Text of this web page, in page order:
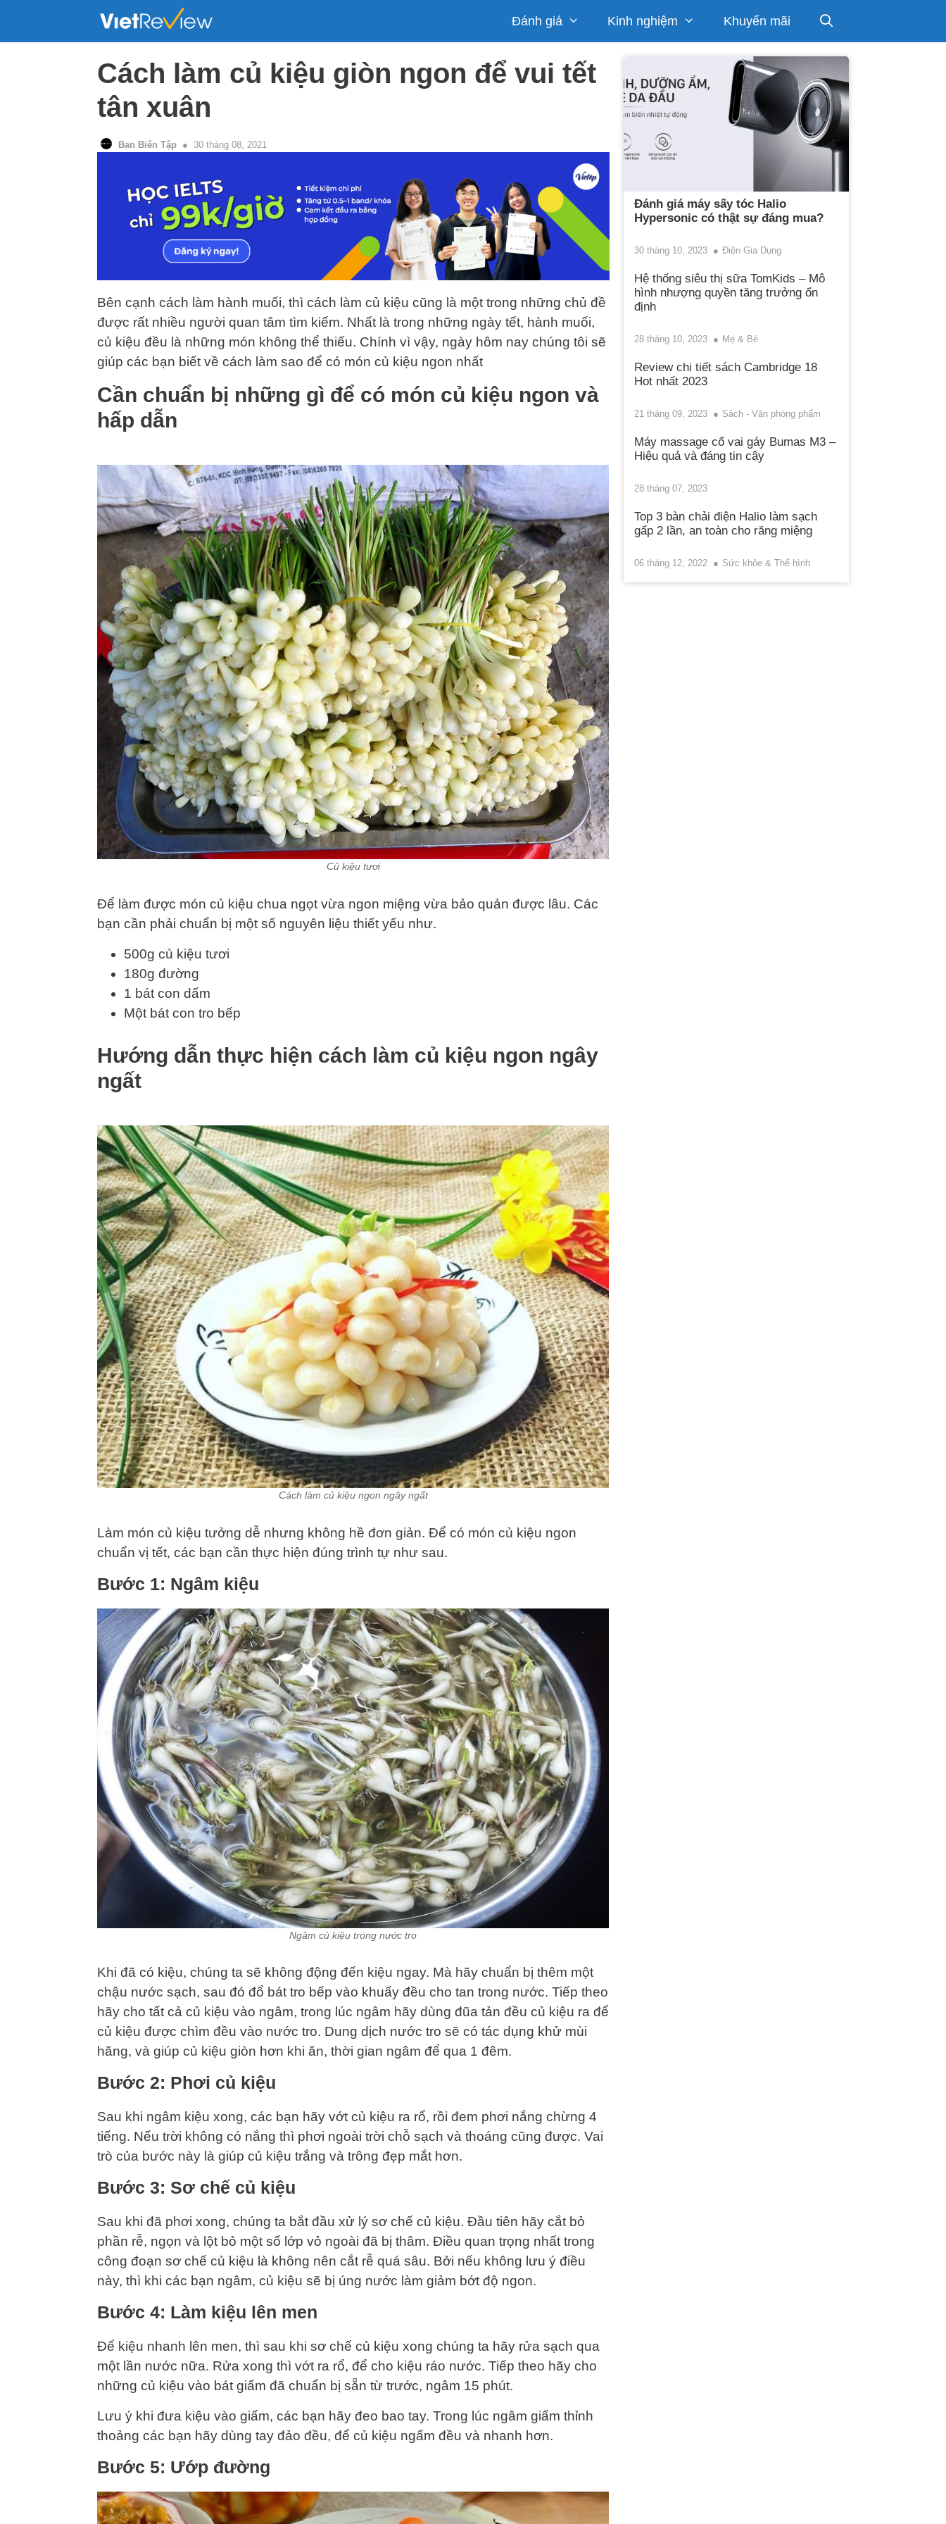
Đánh giá Kinh nghiệm Khuyến mãi
Cách làm củ kiệu giòn ngon để vui tết
tân xuân
Ban Biên Tập 30 tháng 08, 2021
Bên cạnh cách làm hành muối, thì cách làm củ kiệu cũng là một trong những chủ đề
được rất nhiều người quan tâm tìm kiếm. Nhất là trong những ngày tết, hành muối,
củ kiệu đều là những món không thể thiếu. Chính vì vậy, ngày hôm nay chúng tôi sẽ
giúp các bạn biết về cách làm sao để có món củ kiệu ngon nhất
Cần chuẩn bị những gì để có món củ kiệu ngon và
hấp dẫn
Củ kiệu tươi
Để làm được món củ kiệu chua ngọt vừa ngon miệng vừa bảo quản được lâu. Các
bạn cần phải chuẩn bị một số nguyên liệu thiết yếu như.
500g củ kiệu tươi
180g đường
1 bát con dấm
Một bát con tro bếp
Hướng dẫn thực hiện cách làm củ kiệu ngon ngây
ngất
Cách làm củ kiệu ngon ngây ngất
Làm món củ kiệu tưởng dễ nhưng không hề đơn giản. Để có món củ kiệu ngon
chuẩn vị tết, các bạn cần thực hiện đúng trình tự như sau.
Bước 1: Ngâm kiệu
Ngâm củ kiệu trong nước tro
Khi đã có kiệu, chúng ta sẽ không động đến kiệu ngay. Mà hãy chuẩn bị thêm một
chậu nước sạch, sau đó đổ bát tro bếp vào khuấy đều cho tan trong nước. Tiếp theo
hãy cho tất cả củ kiệu vào ngâm, trong lúc ngâm hãy dùng đũa tản đều củ kiệu ra để
củ kiệu được chìm đều vào nước tro. Dung dịch nước tro sẽ có tác dụng khử mùi
hăng, và giúp củ kiệu giòn hơn khi ăn, thời gian ngâm để qua 1 đêm.
Bước 2: Phơi củ kiệu
Sau khi ngâm kiệu xong, các bạn hãy vớt củ kiệu ra rổ, rồi đem phơi nắng chừng 4
tiếng. Nếu trời không có nắng thì phơi ngoài trời chỗ sạch và thoáng cũng được. Vai
trò của bước này là giúp củ kiệu trắng và trông đẹp mắt hơn.
Bước 3: Sơ chế củ kiệu
Sau khi đã phơi xong, chúng ta bắt đầu xử lý sơ chế củ kiệu. Đầu tiên hãy cắt bỏ
phần rễ, ngọn và lột bỏ một số lớp vỏ ngoài đã bị thâm. Điều quan trọng nhất trong
công đoạn sơ chế củ kiệu là không nên cắt rễ quá sâu. Bởi nếu không lưu ý điều
này, thì khi các bạn ngâm, củ kiệu sẽ bị úng nước làm giảm bớt độ ngon.
Bước 4: Làm kiệu lên men
Để kiệu nhanh lên men, thì sau khi sơ chế củ kiệu xong chúng ta hãy rửa sạch qua
một lần nước nữa. Rửa xong thì vớt ra rổ, để cho kiệu ráo nước. Tiếp theo hãy cho
những củ kiệu vào bát giấm đã chuẩn bị sẵn từ trước, ngâm 15 phút.
Lưu ý khi đưa kiệu vào giấm, các bạn hãy đeo bao tay. Trong lúc ngâm giấm thỉnh
thoảng các bạn hãy dùng tay đảo đều, để củ kiệu ngấm đều và nhanh hơn.
Bước 5: Ướp đường
Đánh giá máy sấy tóc Halio
Hypersonic có thật sự đáng mua?
30 tháng 10, 2023 Điện Gia Dụng
Hệ thống siêu thị sữa TomKids – Mô
hình nhượng quyền tăng trưởng ổn
định
28 tháng 10, 2023 Mẹ & Bé
Review chi tiết sách Cambridge 18
Hot nhất 2023
21 tháng 09, 2023 Sách - Văn phòng phẩm
Máy massage cổ vai gáy Bumas M3 –
Hiệu quả và đáng tin cậy
28 tháng 07, 2023
Top 3 bàn chải điện Halio làm sạch
gấp 2 lần, an toàn cho răng miệng
06 tháng 12, 2022 Sức khỏe & Thể hình